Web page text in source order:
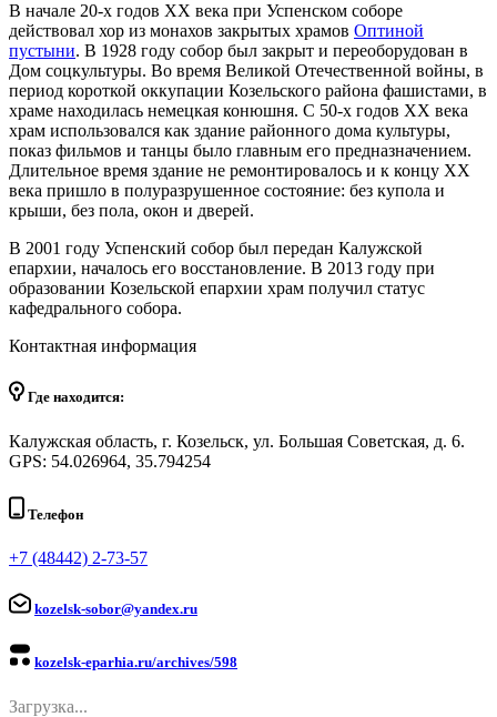
В начале 20-х годов ХХ века при Успенском соборе
действовал хор из монахов закрытых храмов Оптиной
пустыни. В 1928 году собор был закрыт и переоборудован в
Дом соцкультуры. Во время Великой Отечественной войны, в
период короткой оккупации Козельского района фашистами, в
храме находилась немецкая конюшня. С 50-х годов XX века
храм использовался как здание районного дома культуры,
показ фильмов и танцы было главным его предназначением.
Длительное время здание не ремонтировалось и к концу XX
века пришло в полуразрушенное состояние: без купола и
крыши, без пола, окон и дверей.
В 2001 году Успенский собор был передан Калужской
епархии, началось его восстановление. В 2013 году при
образовании Козельской епархии храм получил статус
кафедрального собора.
Контактная информация
Где находится:
Калужская область, г. Козельск, ул. Большая Советская, д. 6.
GPS: 54.026964, 35.794254
Телефон
+7 (48442) 2-73-57
kozelsk-sobor@yandex.ru
kozelsk-eparhia.ru/archives/598
Загрузка...